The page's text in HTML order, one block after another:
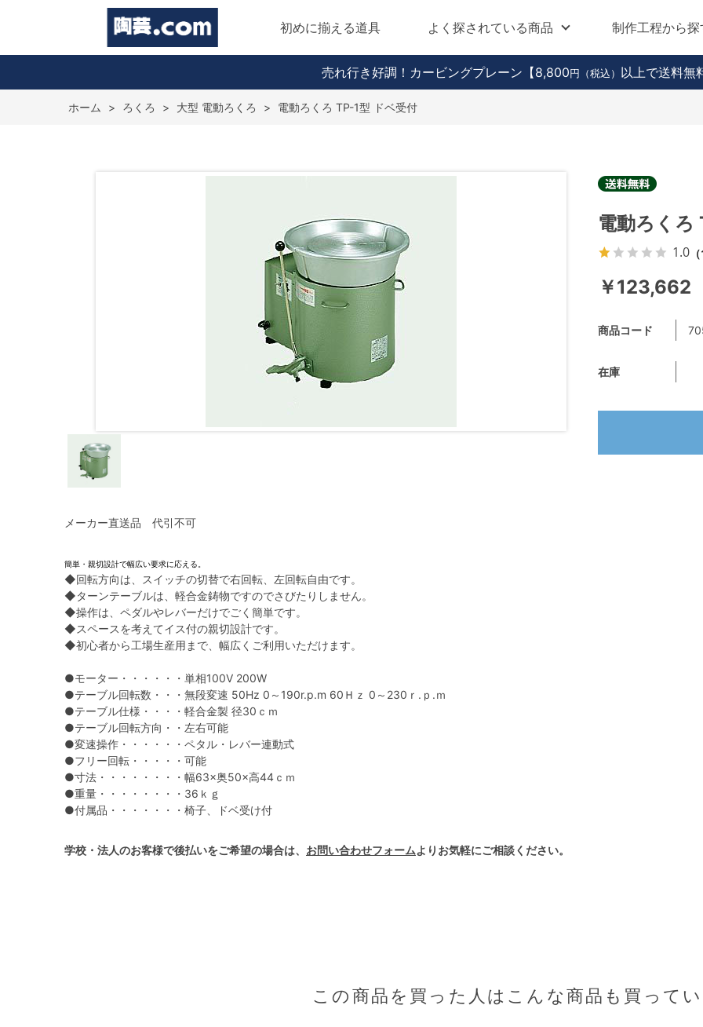
初めに揃える道具 よく探されている商品 制作工程から探
売れ行き好調！カービングプレーン 【8,800 円（税込） 以上で送料無
ホーム > ろくろ > 大型 電動ろくろ > 電動ろくろ TP-1型 ドベ受付
メーカー直送品 代引不可
簡単・親切設計で幅広い要求に応える。
◆回転方向は、スイッチの切替で右回転、左回転自由です。
◆ターンテーブルは、軽合金鋳物ですのでさびたりしません。
◆操作は、ペダルやレバーだけでごく簡単です。
◆スペースを考えてイス付の親切設計です。
◆初心者から工場生産用まで、幅広くご利用いただけます。
●モーター・・・・・・単相100V 200W
●テーブル回転数・・・無段変速 50Hz 0～190r.p.m 60Ｈｚ 0～230ｒ.ｐ.ｍ
●テーブル仕様・・・・軽合金製 径30ｃｍ
●テーブル回転方向・・左右可能
●変速操作・・・・・・ペタル・レバー連動式
●フリー回転・・・・・可能
●寸法・・・・・・・・幅63×奥50×高44ｃｍ
●重量・・・・・・・・36ｋｇ
●付属品・・・・・・・椅子、ドベ受け付
学校・法人のお客様で後払いをご希望の場合は、 お問い合わせフォームよりお気軽にご相談ください。
電動ろくろ
1.0
￥123,662
商品コード
在庫
この商品を買った人はこんな商品も買って